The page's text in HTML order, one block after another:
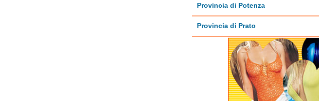
Provincia di Potenza
Provincia di Prato